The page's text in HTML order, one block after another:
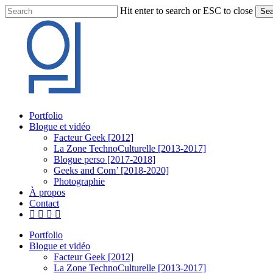
Skip
to
content
Hit enter to search or ESC to close
Search
Menu
Portfolio
Blogue et vidéo
Facteur Geek [2012]
La Zone TechnoCulturelle [2013-2017]
Blogue perso [2017-2018]
Geeks and Com’ [2018-2020]
Photographie
À propos
Contact
twitter
linkedin
youtube
instagram
Portfolio
Blogue et vidéo
Facteur Geek [2012]
La Zone TechnoCulturelle [2013-2017]